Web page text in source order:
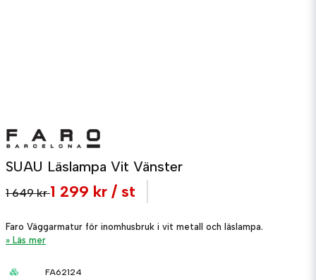
SUAU Läslampa Vit Vänster
1 649 kr1 299 kr / st
Faro Väggarmatur för inomhusbruk i vit metall och läslampa.
Läs mer
FA62124